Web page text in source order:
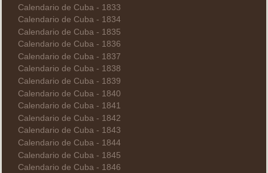
Calendario de Cuba - 1833
Calendario de Cuba - 1834
Calendario de Cuba - 1835
Calendario de Cuba - 1836
Calendario de Cuba - 1837
Calendario de Cuba - 1838
Calendario de Cuba - 1839
Calendario de Cuba - 1840
Calendario de Cuba - 1841
Calendario de Cuba - 1842
Calendario de Cuba - 1843
Calendario de Cuba - 1844
Calendario de Cuba - 1845
Calendario de Cuba - 1846